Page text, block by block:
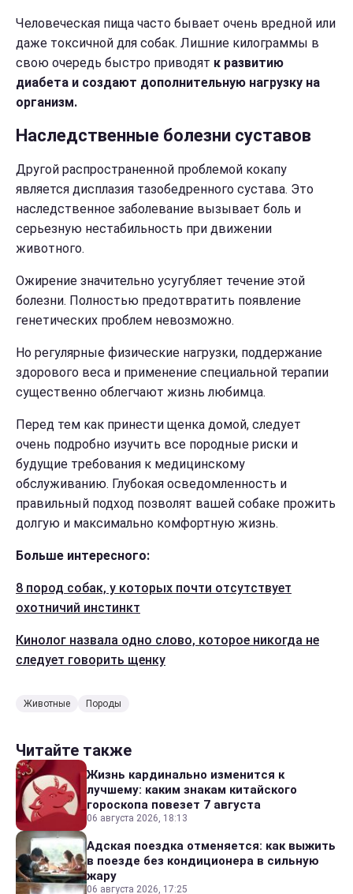
Человеческая пища часто бывает очень вредной или
даже токсичной для собак. Лишние килограммы в
свою очередь быстро приводят к развитию
диабета и создают дополнительную нагрузку на
организм.
Наследственные болезни суставов
Другой распространенной проблемой кокапу
является дисплазия тазобедренного сустава. Это
наследственное заболевание вызывает боль и
серьезную нестабильность при движении
животного.
Ожирение значительно усугубляет течение этой
болезни. Полностью предотвратить появление
генетических проблем невозможно.
Но регулярные физические нагрузки, поддержание
здорового веса и применение специальной терапии
существенно облегчают жизнь любимца.
Перед тем как принести щенка домой, следует
очень подробно изучить все породные риски и
будущие требования к медицинскому
обслуживанию. Глубокая осведомленность и
правильный подход позволят вашей собаке прожить
долгую и максимально комфортную жизнь.
Больше интересного:
8 пород собак, у которых почти отсутствует
охотничий инстинкт
Кинолог назвала одно слово, которое никогда не
следует говорить щенку
Животные Породы
Читайте также
Жизнь кардинально изменится к
лучшему: каким знакам китайского
гороскопа повезет 7 августа
06 августа 2026, 18:13
Адская поездка отменяется: как выжить
в поезде без кондиционера в сильную
жару
06 августа 2026, 17:25